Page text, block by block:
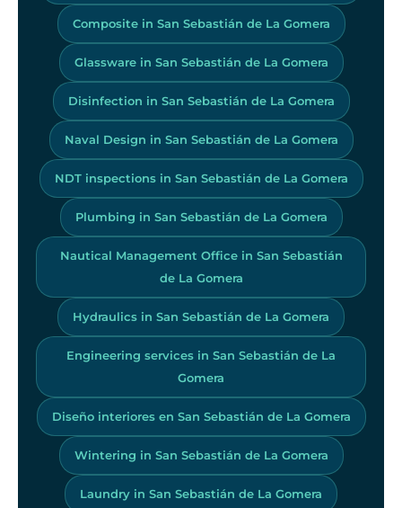
Composite in San Sebastián de La Gomera
Glassware in San Sebastián de La Gomera
Disinfection in San Sebastián de La Gomera
Naval Design in San Sebastián de La Gomera
NDT inspections in San Sebastián de La Gomera
Plumbing in San Sebastián de La Gomera
Nautical Management Office in San Sebastián
de La Gomera
Hydraulics in San Sebastián de La Gomera
Engineering services in San Sebastián de La
Gomera
Diseño interiores en San Sebastián de La Gomera
Wintering in San Sebastián de La Gomera
Laundry in San Sebastián de La Gomera